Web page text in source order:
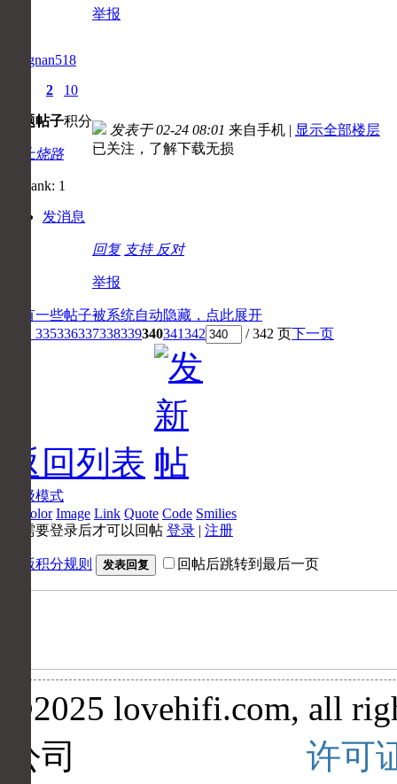
举报
zongnan518
主题
2
帖子
10
积分
初上烧路
发消息
发表于 02-24 08:01 来自手机 | 显示全部楼层
已关注，了解下载无损
回复 支持 反对
举报
还有一些帖子被系统自动隐藏，点此展开
335336337338339340341342 / 342 页下一页
返回列表
高级模式
Color Image Link Quote Code Smilies
您需要登录后才可以回帖 登录 | 注册
本版积分规则 发表回复 回帖后跳转到最后一页
©2025 lovehifi.com, all
公司
许可